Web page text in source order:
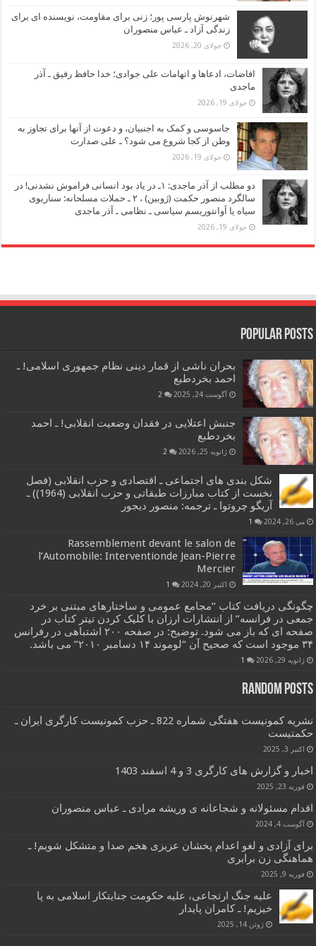
شهرنوش پارسی پور؛ زنی برای مقاومت، نویسنده ای برای
زندگی آزاد ـ عباس منصوران
جولای 20, 2026
افاضات، ادعاها و اتهامات علی جوادی؛ خدا حافظ رفیق ـ آذر
ماجدی
جولای 19, 2026
جاسوسی و کمک به اجنبیان، و دعوت از آنها برای تجاوز به
وطن از کجا شروع می شود؟ ـ علی صدارت
جولای 19, 2026
دو مطلب از آذر ماجدی: ۱ـ در یاد بود انسانی فراموش نشدنی! در
سالگرد منصور حکمت (ژوبین) ، ۲ ـ حملات مسلحانه: سناریوی
سیاه یا آوانتوریسم سیاسی ـ نظامی ـ آذر ماجدی
جولای 19, 2026
Popular Posts
بحران ناشی از قمار دینی نظام جمهوری اسلامی! ـ
احمد بخردطبع
آگوست 24, 2025 2
جنبش اعتلایی در فقدان وضعیت انقلابی! ـ احمد
بخردطبع
ژانویه 25, 2026 2
شکل بندی های اجتماعی ـ اقتصادی و حزب انقلابی (فصل
نخست از کتاب مبارزات طبقاتی و حزب انقلابی (1964)) ـ
آریگو چروتوا ـ ترجمه: منصور دیجور
می 26, 2024 1
Rassemblement devant le salon de
l’Automobile: Interventionde Jean-Pierre
Mercier
اکتبر 20, 2024 1
چگونگی دریافت کتاب “مجامع عمومی و ساختارهای مبتنی بر خرد
جمعی در فرانسه” از انتشارات ارزان با کلیک کردن تیتر کتاب در
صفحه ای که باز می شود. توضیح: در صفحه ۲۰۰ اشتباهی در رفرانس
۳۴ موجود است که صحیح آن “لوموند ۱۴ دسامبر ۲۰۱۰” می باشد.
ژانویه 29, 2026 1
Random Posts
نشریه کمونیست هفتگی شماره 822 ـ حزب کمونیست کارگری ایران ـ
حکمتیست
اکتبر 3, 2025
اخبار و گزارش های کارگری 3 و 4 اسفند 1403
فوریه 23, 2025
اقدام مسئولانه و شجاعانه ی وریشه مرادی ـ عباس منصوران
آگوست 4, 2024
برای آزادی و لغو اعدام پخشان عزیزی هخم صدا و متشکل شویم! ـ
هماهنگی زن برابری
فوریه 9, 2025
علیه جنگ ارتجاعی، علیه حکومت جنایتکار اسلامی به پا
خیزیم! ـ کامران پایدار
ژوئن 14, 2025